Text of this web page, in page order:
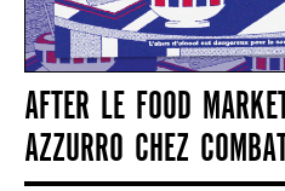
AFTER LE FOOD
AZZURRO CHEZ